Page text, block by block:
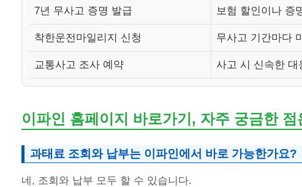
7년 무사고 증명 발급 보험 할인이나 증
착한운전마일리지 신청 무사고 기간마다
교통사고 조사 예약 사고 시 신속한 대
이파인 홈페이지 바로가기, 자주 궁금한
과태료 조회와 납부는 이파인에서 바로 가능한가요?
네, 조회와 납부 모두 할 수 있습니다.